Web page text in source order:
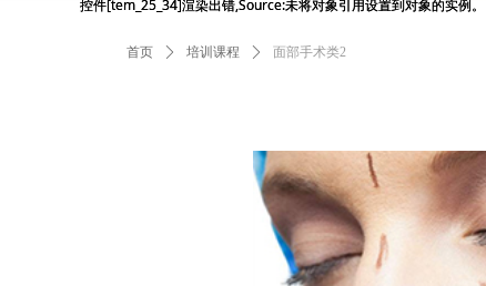
首页 ꄲ 培训课程 ꄲ 面部手术类2
控件[tem_25_34]渲染出错,Source:未将对象引用设置到对象的实例。
控件[tem_25_34]渲染出错,Source:未将对象引用设置到对象的实例。